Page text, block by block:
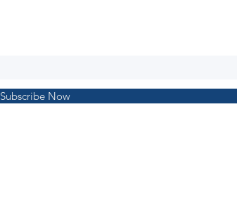
Subscribe Now